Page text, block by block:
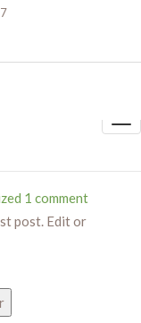
1 comment
post. Edit or